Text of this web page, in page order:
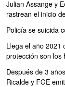
Julian Assange y
rastrean el inicio
Policía se suicida
Llega el año 2021
protección son los
Después de 3
Ricalde y FGE